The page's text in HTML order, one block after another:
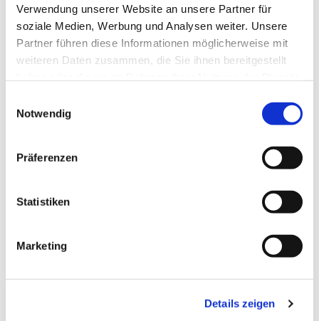
Verwendung unserer Website an unsere Partner für
soziale Medien, Werbung und Analysen weiter. Unsere
Partner führen diese Informationen möglicherweise mit
weiteren Daten zusammen, die Sie ihnen bereitgestellt
Notwendig
Präferenzen
Statistiken
Marketing
Details zeigen